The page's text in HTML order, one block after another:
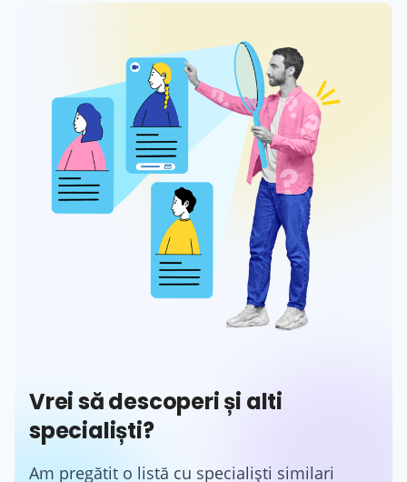
Vrei să descoperi și alti
specialiști?
Am pregătit o listă cu specialiști similari